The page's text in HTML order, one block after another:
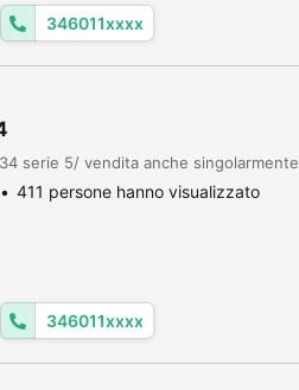
346011xxxx
serie 5/ vendita anche singolarmente
411 persone hanno visualizzato
346011xxxx